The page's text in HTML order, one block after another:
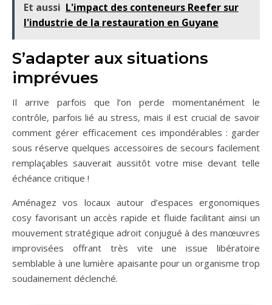
Et aussi L'impact des conteneurs Reefer sur
l'industrie de la restauration en Guyane
S’adapter aux situations
imprévues
Il arrive parfois que l’on perde momentanément le
contrôle, parfois lié au stress, mais il est crucial de savoir
comment gérer efficacement ces impondérables : garder
sous réserve quelques accessoires de secours facilement
remplaçables sauverait aussitôt votre mise devant telle
échéance critique !
Aménagez vos locaux autour d’espaces ergonomiques
cosy favorisant un accès rapide et fluide facilitant ainsi un
mouvement stratégique adroit conjugué à des manœuvres
improvisées offrant très vite une issue libératoire
semblable à une lumière apaisante pour un organisme trop
soudainement déclenché.